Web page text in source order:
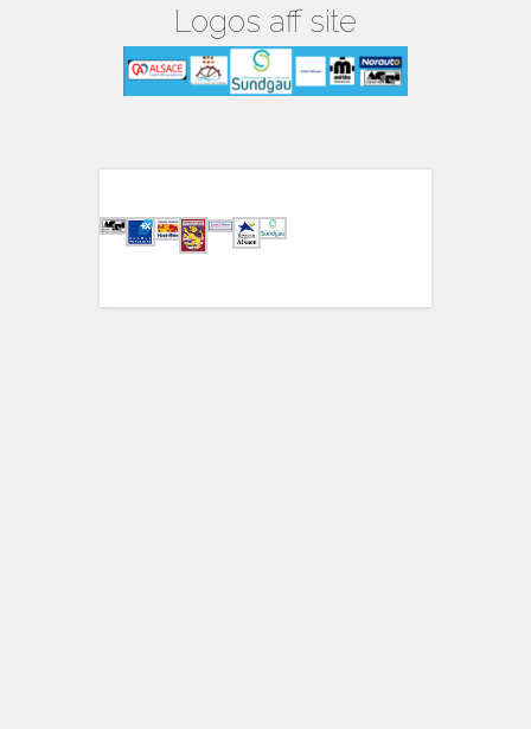
Logos aff site